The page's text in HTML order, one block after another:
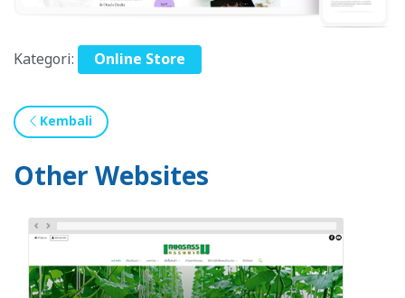
Kategori: Online Store
Kembali
Other Websites